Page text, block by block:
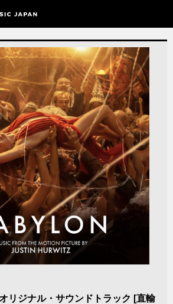
リジナル・サウンドトラック [直輸